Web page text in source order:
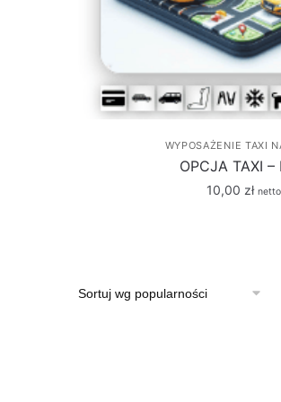
WYPOSAŻENIE TAXI
OPCJA TAXI –
10,00 zł netto